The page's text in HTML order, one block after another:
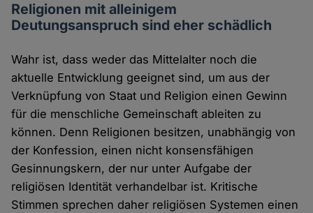
Religionen mit alleinigem
Deutungsanspruch sind eher schädlich
Wahr ist, dass weder das Mittelalter noch die
aktuelle Entwicklung geeignet sind, um aus der
Verknüpfung von Staat und Religion einen Gewinn
für die menschliche Gemeinschaft ableiten zu
können. Denn Religionen besitzen, unabhängig von
der Konfession, einen nicht konsensfähigen
Gesinnungskern, der nur unter Aufgabe der
religiösen Identität verhandelbar ist. Kritische
Stimmen sprechen daher religiösen Systemen einen